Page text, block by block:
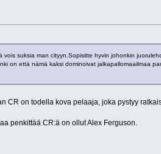
suksia man cityyn.Sopisitte hyvin johonkin
on että nämä kaksi dominoivat jalkapallomaailmaa
CR on todella kova pelaaja, joka pystyy
penkittää CR:ä on ollut Alex Ferguson.